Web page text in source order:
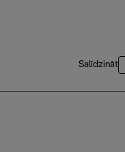
Salīdzināt